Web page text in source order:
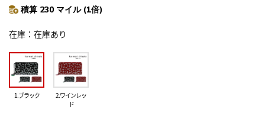
積算 230 マイル (1倍)
在庫 在庫あり
1.ブラック
2.ワインレッ
ド